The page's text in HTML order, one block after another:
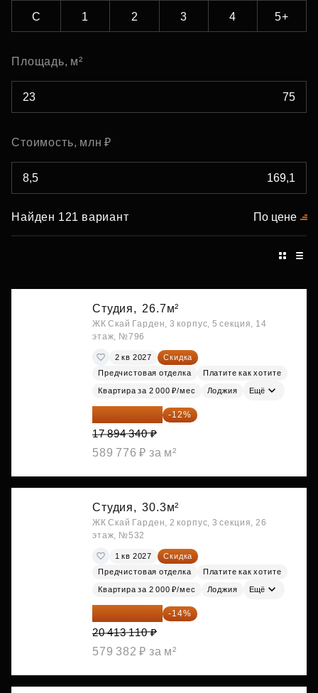
С 1 2 3 4 5+
Площадь, м²
Стоимость, млн ₽
Найден 121 вариант По цене
Студия, 26.7м²
ЖК Скай Гарден, 3 корпус, 5 секция, 14
этаж, №796
2 кв 2027
Скидка
Предчистовая отделка
Платите как хотите
Квартира за 2 000 ₽/мес Лоджия Ещё
15 747 019 ₽ -12%
17 894 340 ₽
589 776 ₽ за м²
Студия, 30.3м²
ЖК Скай Гарден, 2 корпус, 3 секция, 26
этаж, №532
1 кв 2027
Скидка
Предчистовая отделка
Платите как хотите
Квартира за 2 000 ₽/мес Лоджия Ещё
17 555 275 ₽ -14%
20 413 110 ₽
579 382 ₽ за м²